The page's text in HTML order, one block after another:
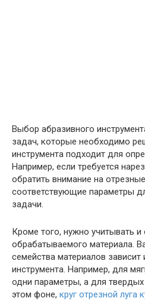
Выбор абразивного
задач, которые необходимо
инструмента подходит для
Например, если требуется
обратить внимание на
соответствующие параметры
задачи.
Кроме того, нужно учитывать
обрабатываемого материала.
семейства материалов
инструмента. Например, для
одни параметры, а для
этом фоне, круг отрезной луга